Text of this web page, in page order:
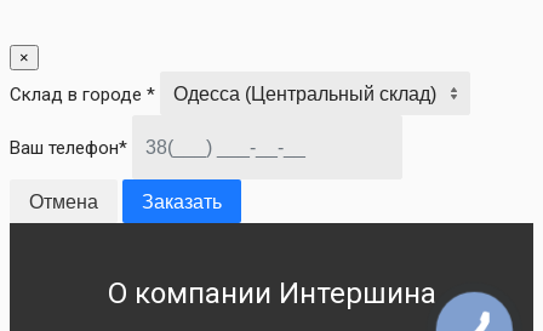
×
Склад в городе *
Ваш телефон*
Отмена Заказать
О компании Интершина